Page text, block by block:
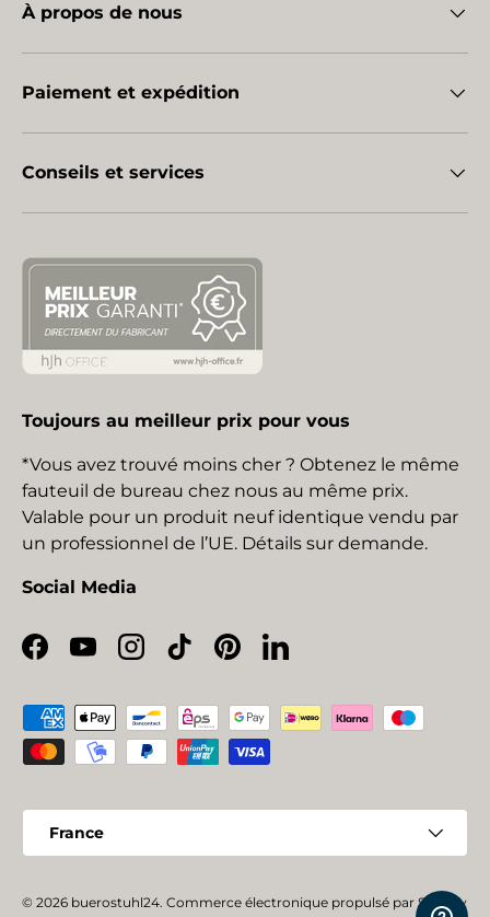
À propos de nous
Paiement et expédition
Conseils et services
Toujours au meilleur prix pour vous
*Vous avez trouvé moins cher ? Obtenez le même
fauteuil de bureau chez nous au même prix.
Valable pour un produit neuf identique vendu par
un professionnel de l’UE. Détails sur demande.
Social Media
Facebook
YouTubeInstagram
TikTokPinterestLinkedIn
Moyens de paiement acceptés
France
© 2026 buerostuhl24. Commerce électronique propulsé par Shopify